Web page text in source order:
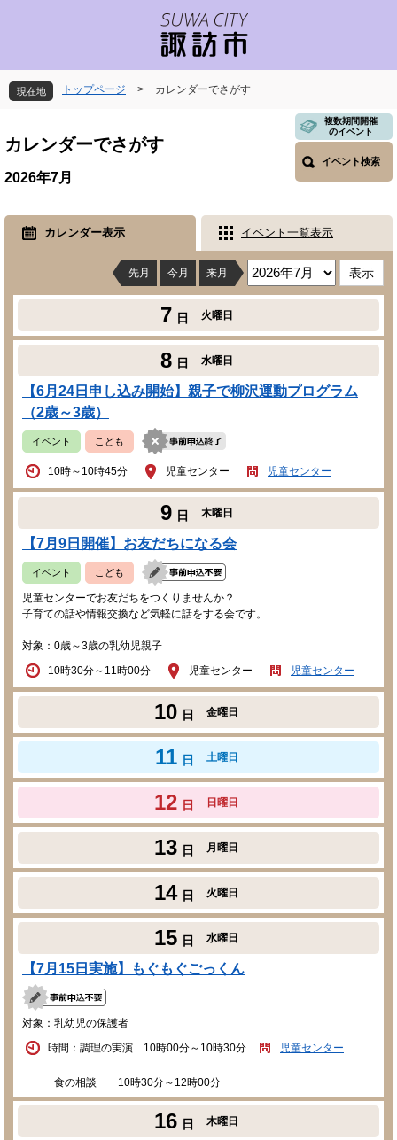
先
頭
す
を
飛
し
本
へ
現在地 トップページ > カレンダーでさがす
文
カレンダーでさがす
複数期間開催
のイベント
イベント検索
2026年7月
カレンダー表示 イベント一覧表示
先月 今月 来月
7 日 火曜日
8 日 水曜日
【6月24日申し込み開始】親子で柳沢運動プログラム
（2歳～3歳）
イベント こども
10時～10時45分 児童センター 児童センター
9 日 木曜日
【7月9日開催】お友だちになる会
イベント こども
児童センターでお友だちをつくりませんか？
子育ての話や情報交換など気軽に話をする会です。
対象：0歳～3歳の乳幼児親子
10時30分～11時00分
児童センター 児童センター
10 日 金曜日
11 日 土曜日
12 日 日曜日
13 日 月曜日
14 日 火曜日
15 日 水曜日
【7月15日実施】もぐもぐごっくん
対象：乳幼児の保護者
時間：調理の実演 10時00分～10時30分
食の相談 10時30分～12時00分
児童センター
16 日 木曜日